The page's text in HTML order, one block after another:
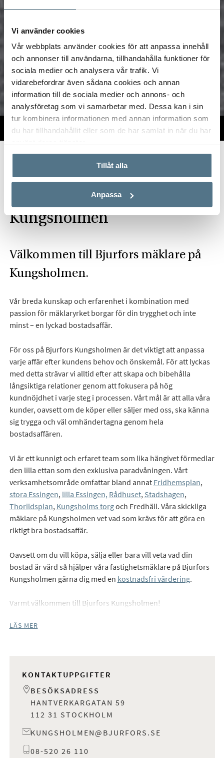
Vi använder cookies
Vår webbplats använder cookies för att anpassa innehåll
och annonser till användarna, tillhandahålla funktioner för
sociala medier och analysera vår trafik. Vi
vidarebefordrar även sådana cookies och annan
information till de sociala medier och annons- och
analysföretag som vi samarbetar med. Dessa kan i sin
tur kombinera informationen med annan information som
du har tillhandahållit eller som de har samlat in när du har
Tillåt alla
Anpassa
TILL SALU VI PÅ KONTORET VÄRDERA
Hitta mäklare på
Kungsholmen
Välkommen till Bjurfors mäklare på
Kungsholmen.
Vår breda kunskap och erfarenhet i kombination med
passion för mäklaryrket borgar för din trygghet och inte
minst – en lyckad bostadsaffär.
För oss på Bjurfors Kungsholmen är det viktigt att anpassa
varje affär efter kundens behov och önskemål. För att lyckas
med detta strävar vi alltid efter att skapa och bibehålla
långsiktiga relationer genom att fokusera på hög
kundnöjdhet i varje steg i processen. Vårt mål är att alla våra
kunder, oavsett om de köper eller säljer med oss, ska känna
sig trygga och väl omhändertagna genom hela
bostadsaffären.
Vi är ett kunnigt och erfaret team som lika hängivet förmedlar
den lilla ettan som den exklusiva paradvåningen. Vårt
verksamhetsområde omfattar bland annat Fridhemsplan,
stora Essingen, lilla Essingen, Rådhuset, Stadshagen,
Thorildsplan, Kungsholms torgoch Fredhäll. Våra skickliga
mäklare på Kungsholmen vet vad som krävs för att göra en
riktigt bra bostadsaffär.
Oavsett om du vill köpa, sälja eller bara vill veta vad din
bostad är värd så hjälper våra fastighetsmäklare på Bjurfors
Kungsholmen gärna dig med en kostnadsfri värdering.
Varmt välkommen till Bjurfors Kungsholmen!
LÄS MER
KONTAKTUPPGIFTER
BESÖKSADRESS
HANTVERKARGATAN 59
112 31 STOCKHOLM
KUNGSHOLMEN@BJURFORS.SE
08-520 26 110